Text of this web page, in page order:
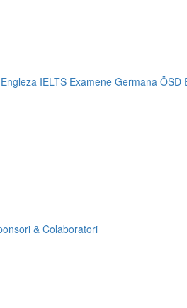
IELTS Examene Germana ÖSD
& Colaboratori